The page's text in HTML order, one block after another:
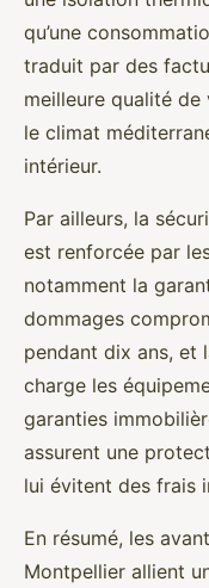
qu’une
traduit par des
meilleure qualité de
le climat
intérieur.
Par ailleurs, la
est renforcée par
notamment la
dommages
pendant dix ans, et
charge les
garanties
assurent une
lui évitent des frais
En résumé, les
Montpellier allient